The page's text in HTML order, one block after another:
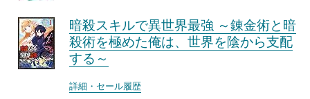
暗殺スキルで異世界最強 ～錬金術と暗
殺術を極めた俺は、世界を陰から支配
する～
詳細・セール履歴